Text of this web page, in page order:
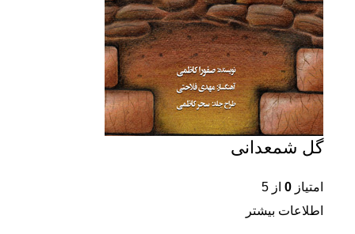
گل شمعدانی
امتیاز 0 از 5
اطلاعات بیشتر